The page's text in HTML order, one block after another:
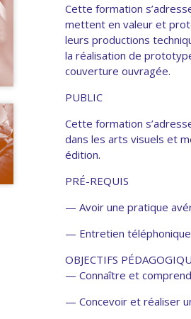
Cette formation
mettent en valeur et
leurs productions
la réalisation de
couverture ouvragée.
PUBLIC
Cette formation
dans les arts visuels et
édition.
PRÉ-REQUIS
— Avoir une pratique
— Entretien
OBJECTIFS
— Connaître et
— Concevoir et réaliser